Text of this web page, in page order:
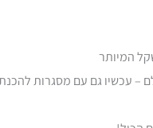
המיותר
– עכשיו גם עם מסגרות